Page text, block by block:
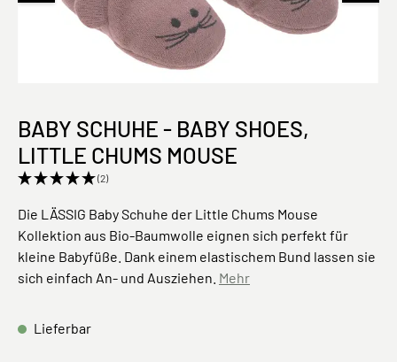
BABY SCHUHE - BABY SHOES,
LITTLE CHUMS MOUSE
(2)
Die LÄSSIG Baby Schuhe der Little Chums Mouse
Kollektion aus Bio-Baumwolle eignen sich perfekt für
kleine Babyfüße. Dank einem elastischem Bund lassen sie
sich einfach An- und Ausziehen. Mehr
Lieferbar